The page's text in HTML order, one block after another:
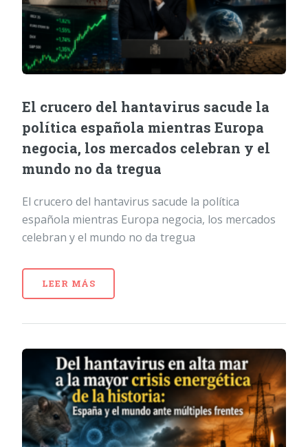
El crucero del hantavirus sacude la
política española mientras Europa
negocia, los mercados celebran y el
mundo no da tregua
El crucero del hantavirus sacude la política
española mientras Europa negocia, los mercados
celebran y el mundo no da tregua
LEER MÁS